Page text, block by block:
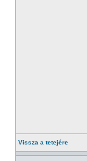
Vissza a tetejére